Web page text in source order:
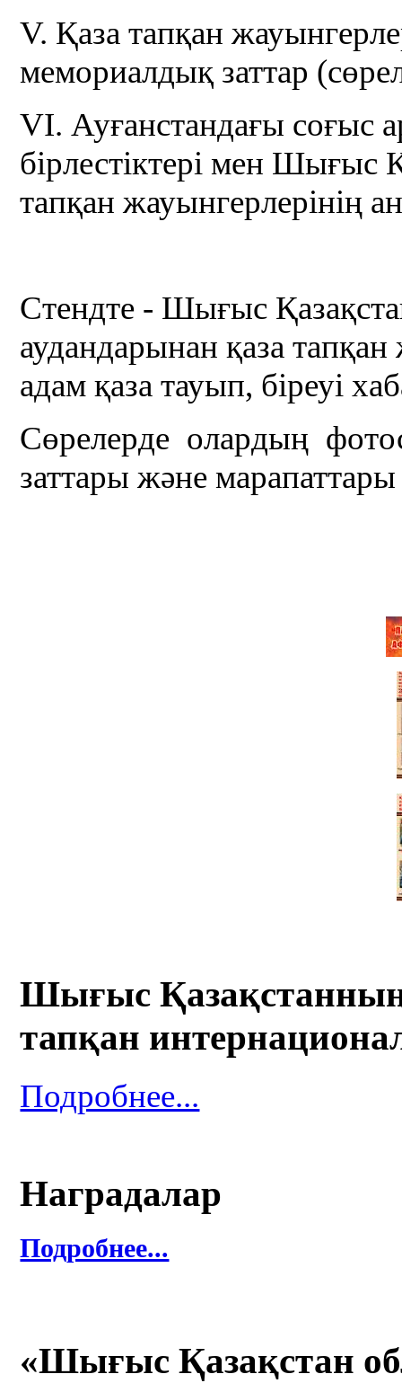
V. Қаза тапқан
мемориалдық заттар
VI. Ауғанстандағы соғыс
бірлестіктері мен Шығыс
тапқан жауынгерлерінің
Стендте - Шығыс
аудандарынан қаза
адам қаза тауып, біреуі
Сөрелерде олардың
заттары және
Шығыс Қазақстанның
тапқан
Подробнее...
Наградалар
Подробнее...
«Шығыс Қазақстан